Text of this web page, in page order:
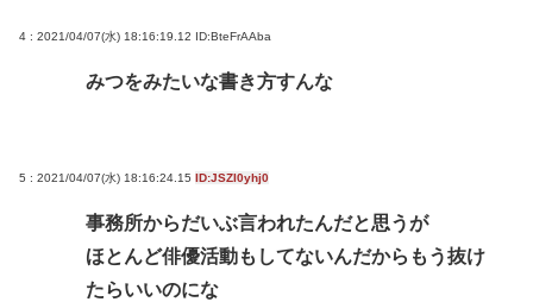
4 : 2021/04/07(水) 18:16:19.12 ID:BteFrAAba
みつをみたいな書き方すんな
5 : 2021/04/07(水) 18:16:24.15 ID:JSZI0yhj0
事務所からだいぶ言われたんだと思うが
ほとんど俳優活動もしてないんだからもう抜け
たらいいのにな